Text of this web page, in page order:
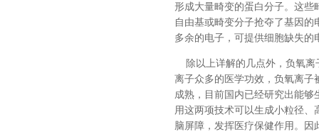
形成大量畸变的蛋白分子。这些
自由基或畸变分子抢夺了基因
多余的电子，可提供细胞缺失
除以上详解的几点外，负氧离
离子众多的医学功效，负氧离子
成熟，目前国内已经研究出能
用这两项技术可以生成小粒径
脑屏障，发挥医疗保健作用。